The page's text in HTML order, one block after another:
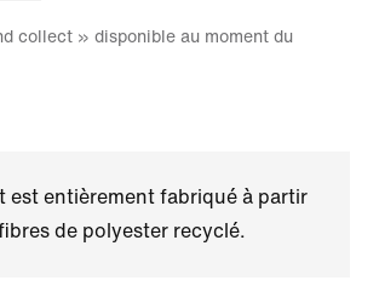
collect » disponible au moment du
est entièrement fabriqué à partir
de polyester recyclé.